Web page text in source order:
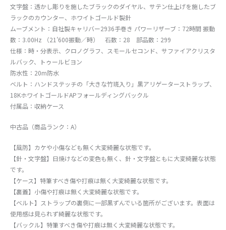
文字盤：透かし彫りを施したブラックのダイヤル、サテン仕上げを施したブ
ラックのカウンター、ホワイトゴールド製針
ムーブメント：自社製キャリバー2936手巻き パワーリザーブ：72時間 振動
数：3.00Hz （21’600振動／時） 石数：28 部品数：299
仕様：時・分表示、クロノグラフ、スモールセコンド、サファイアクリスタ
ルバック、トゥールビヨン
防水性：20m防水
ベルト：ハンドステッチの「大きな竹斑入り」黒アリゲーターストラップ、
18KホワイトゴールドAPフォールディングバックル
付属品：収納ケース
中古品（商品ランク：A）
【風防】カケや小傷なども無く大変綺麗な状態です。
【針・文字盤】日焼けなどの変色も無く、針・文字盤ともに大変綺麗な状態
です。
【ケース】特筆すべき傷や打痕は無く大変綺麗な状態です。
【裏蓋】小傷や打痕は無く大変綺麗な状態です。
【ベルト】ストラップの裏側に一部黒ずんでいる箇所がございます。表面は
使用感は見られず綺麗な状態です。
【バックル】特筆すべき傷や打痕は無く大変綺麗な状態です。